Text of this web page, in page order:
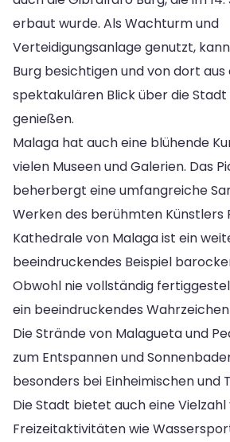
erbaut wurde. Als Wachturm und
Verteidigungsanlage genutzt,
Burg besichtigen und von dort aus
spektakulären Blick über die Stadt
genießen.
Malaga hat auch eine blühende
vielen Museen und Galerien. Das
beherbergt eine umfangreiche
Werken des berühmten Künstlers
Kathedrale von Malaga ist ein
beeindruckendes Beispiel
Obwohl nie vollständig
ein beeindruckendes
Die Strände von Malagueta und
zum Entspannen und
besonders bei Einheimischen und
Die Stadt bietet auch eine Vielzahl
Freizeitaktivitäten wie